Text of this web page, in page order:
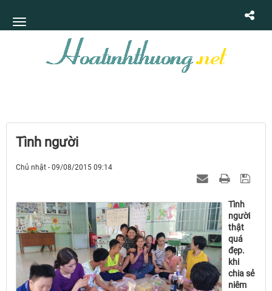
Tình người
Chủ nhật - 09/08/2015 09:14
Tình
người
thật
quá
đẹp.
khi
chia sẻ
niêm